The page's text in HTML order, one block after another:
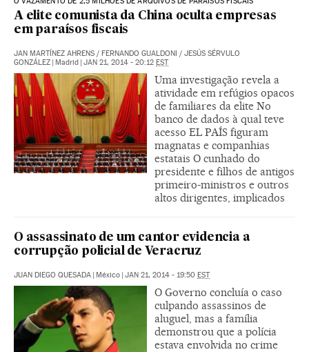
A elite comunista da China oculta empresas
em paraísos fiscais
JAN MARTÍNEZ AHRENS / FERNANDO GUALDONI / JESÚS SÉRVULO
GONZÁLEZ | Madrid | JAN 21, 2014 - 20:12 EST
Uma investigação revela a
atividade em refúgios opacos
de familiares da elite No
banco de dados à qual teve
acesso EL PAÍS figuram
magnatas e companhias
estatais O cunhado do
presidente e filhos de antigos
primeiro-ministros e outros
altos dirigentes, implicados
O assassinato de um cantor evidencia a
corrupção policial de Veracruz
JUAN DIEGO QUESADA | México | JAN 21, 2014 - 19:50 EST
O Governo concluía o caso
culpando assassinos de
aluguel, mas a família
demonstrou que a polícia
estava envolvida no crime